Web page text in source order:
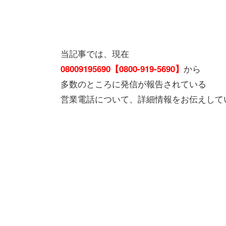
当記事では、現在
08009195690【0800-919-5690】 から
多数のところに発信が報告されている
営業電話について、詳細情報をお伝えし